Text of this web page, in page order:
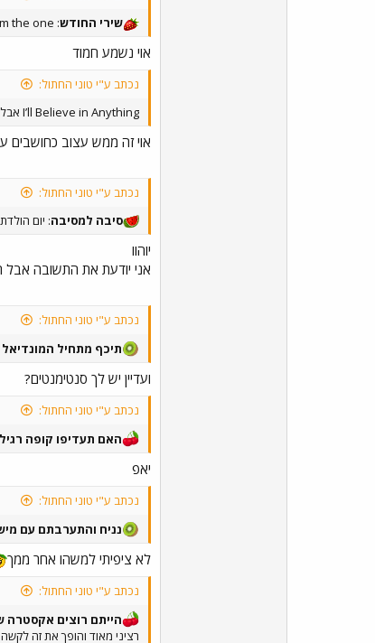
שירי החודש: I am the one מתוך Next to Normal (ג'ק וולף מדהים) (תראו!תראו!תראו!)
אוי נשמע חמוד
נכתב ע"י טוני החתול:
I’ll Believe in Anything אבל עם ברוקבאק מאונטיין
אוי זה ממש עצוב כחושבים
נכתב ע"י טוני החתול:
סיבה למסיבה: יום
יוהוו
אני יודעת את התשובה
נכתב ע"י טוני החתול:
תיכף מתחיל
ועדיין יש לך סנטימנטים?
נכתב ע"י טוני החתול:
האם תעדיפו קופה
יאפ
נכתב ע"י טוני החתול:
נניח והתערבתם עם
לא ציפיתי למשהו אחר ממך
נכתב ע"י טוני החתול:
הייתם רוצים אקסטרה
רציני מאוד והופך את זה